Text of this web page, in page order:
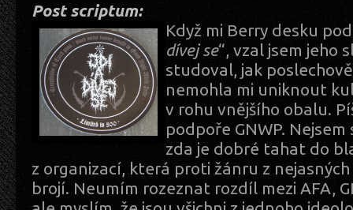
Post scriptum:
Když mi Berry desku
dívej se“, vzal jsem jeho
studoval, jak
nemohla mi uniknout
v rohu vnějšího obalu.
podpoře GNWP.
zda je dobré tahat do
z organizací, která proti žánru z
brojí. Neumím rozeznat rozdíl mezi AFA,